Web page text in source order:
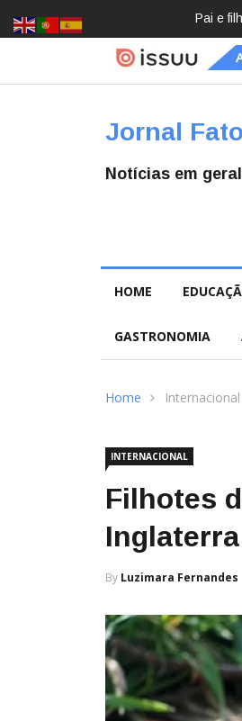
Jornal
Notícias em geral
HOME
GASTRONOMIA
Home Internacional
INTERNACIONAL
Filhotes
By Luzimara Fernandes